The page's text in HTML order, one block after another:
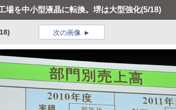
場を中小型液晶に転換。堺は大型強化(5/18)
次の画像